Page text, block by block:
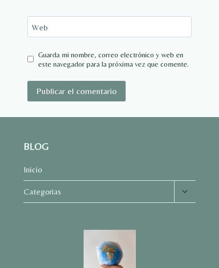
Web
Guarda mi nombre, correo electrónico y web en
este navegador para la próxima vez que comente.
BLOG
Inicio
Categorias
Alternar
menú